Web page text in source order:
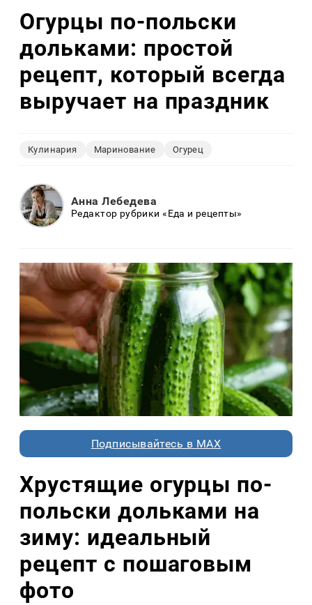
Огурцы по‑польски
дольками: простой
рецепт, который всегда
выручает на праздник
Кулинария Маринование Огурец
Анна Лебедева
Редактор рубрики «Еда и рецепты»
Подписывайтесь в MAX
Хрустящие огурцы по-
польски дольками на
зиму: идеальный
рецепт с пошаговым
фото